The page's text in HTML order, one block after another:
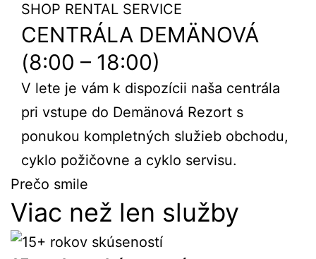
SHOP RENTAL SERVICE
CENTRÁLA DEMÄNOVÁ
(8:00 – 18:00)
V lete je vám k dispozícii naša centrála
pri vstupe do Demänová Rezort s
ponukou kompletných služieb obchodu,
cyklo požičovne a cyklo servisu.
Prečo smile
Viac než len služby